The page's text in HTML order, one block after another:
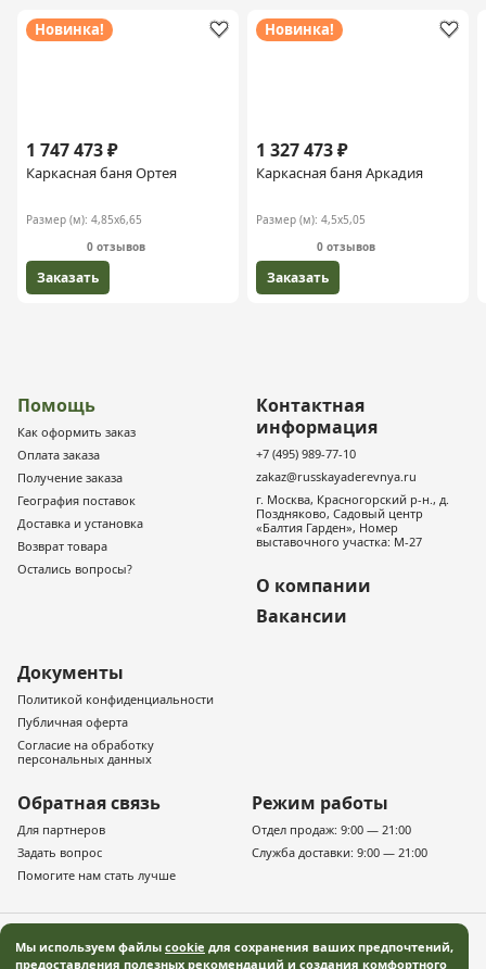
Новинка!
1 747 473 ₽
Каркасная баня Ортея
Размер (м): 4,85х6,65
0 отзывов
Заказать
Новинка!
1 327 473 ₽
Каркасная баня Аркадия
Размер (м): 4,5х5,05
0 отзывов
Заказать
Помощь
Как оформить заказ
Оплата заказа
Получение заказа
География поставок
Доставка и установка
Возврат товара
Остались вопросы?
Контактная
информация
+7 (495) 989-77-10
zakaz@russkayaderevnya.ru
г. Москва, Красногорский р-н., д.
Поздняково, Садовый центр
«Балтия Гарден», Номер
выставочного участка: М-27
О компании
Вакансии
Документы
Политикой конфиденциальности
Публичная оферта
Согласие на обработку
персональных данных
Обратная связь
Для партнеров
Задать вопрос
Помогите нам стать лучше
Режим работы
Отдел продаж: 9:00 — 21:00
Служба доставки: 9:00 — 21:00
Мы используем файлы cookie для сохранения ваших предпочтений,
предоставления полезных рекомендаций и создания комфортного